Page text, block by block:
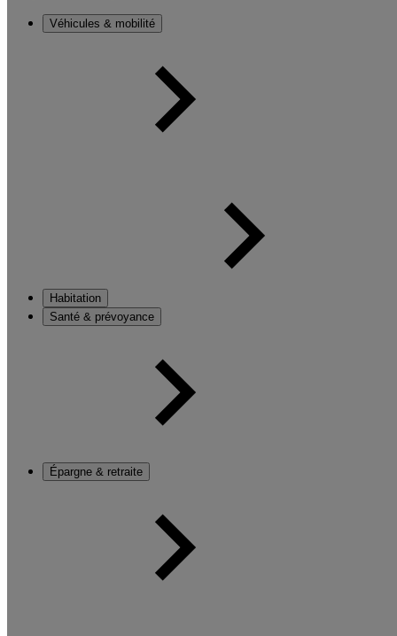
Véhicules & mobilité
Habitation
Santé & prévoyance
Épargne & retraite